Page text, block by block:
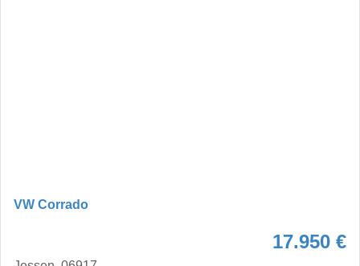
VW Corrado
17.950 €